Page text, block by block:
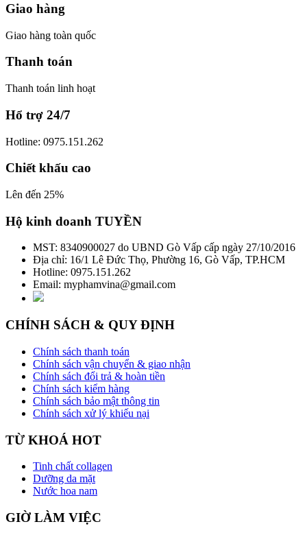
Giao hàng
Giao hàng toàn quốc
Thanh toán
Thanh toán linh hoạt
Hổ trợ 24/7
Hotline: 0975.151.262
Chiết khấu cao
Lên đến 25%
Hộ kinh doanh TUYỀN
MST: 8340900027 do UBND Gò Vấp cấp ngày 27/10/2016
Địa chỉ: 16/1 Lê Đức Thọ, Phường 16, Gò Vấp, TP.HCM
Hotline: 0975.151.262
Email: myphamvina@gmail.com
CHÍNH SÁCH & QUY ĐỊNH
Chính sách thanh toán
Chính sách vận chuyển & giao nhận
Chính sách đổi trả & hoàn tiền
Chính sách kiểm hàng
Chính sách bảo mật thông tin
Chính sách xử lý khiếu nại
TỪ KHOÁ HOT
Tinh chất collagen
Dưỡng da mặt
Nước hoa nam
GIỜ LÀM VIỆC